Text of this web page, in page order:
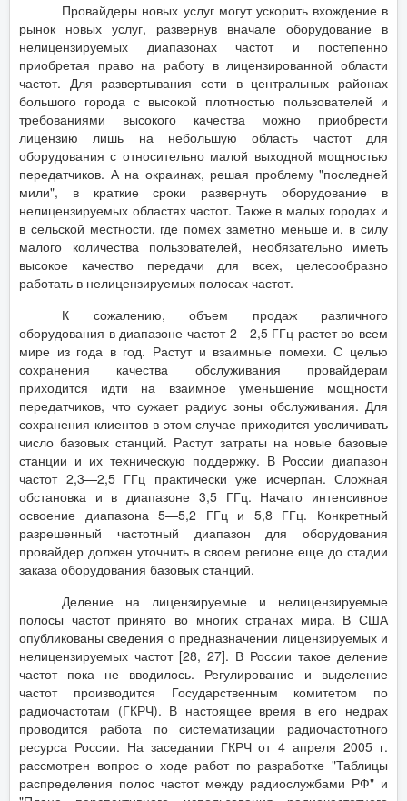
Провайдеры новых услуг могут ускорить вхождение в
рынок новых услуг, развернув вначале оборудование в
нелицензируемых диапазонах частот и постепенно
приобретая право на работу в лицензированной области
частот. Для развертывания сети в центральных районах
большого города с высокой плотностью пользователей и
требованиями высокого качества можно приобрести
лицензию лишь на небольшую область частот для
оборудования с относительно малой выходной мощностью
передатчиков. А на окраинах, решая проблему "последней
мили", в краткие сроки развернуть оборудование в
нелицензируемых областях частот. Также в малых городах и
в сельской местности, где помех заметно меньше и, в силу
малого количества пользователей, необязательно иметь
высокое качество передачи для всех, целесообразно
работать в нелицензируемых полосах частот.
К сожалению, объем продаж различного
оборудования в диапазоне частот 2—2,5 ГГц растет во всем
мире из года в год. Растут и взаимные помехи. С целью
сохранения качества обслуживания провайдерам
приходится идти на взаимное уменьшение мощности
передатчиков, что сужает радиус зоны обслуживания. Для
сохранения клиентов в этом случае приходится увеличивать
число базовых станций. Растут затраты на новые базовые
станции и их техническую поддержку. В России диапазон
частот 2,3—2,5 ГГц практически уже исчерпан. Сложная
обстановка и в диапазоне 3,5 ГГц. Начато интенсивное
освоение диапазона 5—5,2 ГГц и 5,8 ГГц. Конкретный
разрешенный частотный диапазон для оборудования
провайдер должен уточнить в своем регионе еще до стадии
заказа оборудования базовых станций.
Деление на лицензируемые и нелицензируемые
полосы частот принято во многих странах мира. В США
опубликованы сведения о предназначении лицензируемых и
нелицензируемых частот [28, 27]. В России такое деление
частот пока не вводилось. Регулирование и выделение
частот производится Государственным комитетом по
радиочастотам (ГКРЧ). В настоящее время в его недрах
проводится работа по систематизации радиочастотного
ресурса России. На заседании ГКРЧ от 4 апреля 2005 г.
рассмотрен вопрос о ходе работ по разработке "Таблицы
распределения полос частот между радиослужбами РФ" и